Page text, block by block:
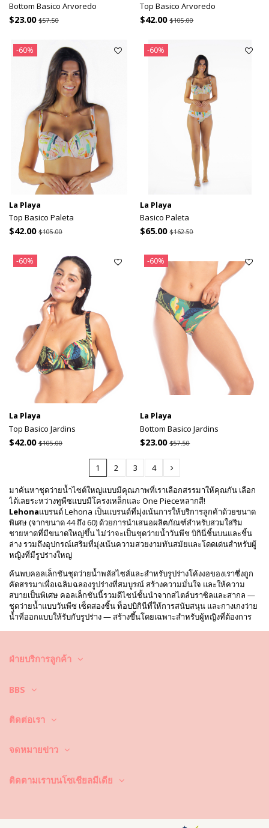
Bottom Basico Arvoredo
$23.00 $57.50
Top Basico Arvoredo
$42.00$105.00
-60%
La Playa
Top Basico Paleta
$42.00 $105.00
-60%
La Playa
Basico Paleta
$65.00$162.50
-60%
La Playa
Top Basico Jardins
$42.00 $105.00
-60%
La Playa
Bottom Basico Jardins
$23.00$57.50
1 2 3 4
มาค้นหาชุดว่ายน้ำไซต์ใหญ่แบบมีคุณภาพที่เราเลือกสรรมาให้คุณกัน เลือก
ได้เลยระหว่างทูพีซแบบมีโครงเหล็กและ One Pieceหลากสี!
Lehonaแบรนด์ Lehona เป็นแบรนด์ที่มุ่งเน้นการให้บริการลูกค้าด้วยขนาด
พิเศษ (จากขนาด 44 ถึง 60) ด้วยการนำเสนอผลิตภัณฑ์สำหรับสวมใส่ริม
ชายหาดที่มีขนาดใหญ่ขึ้น ไม่ว่าจะเป็นชุดว่ายน้ำวันพีช บิกินี่ชิ้นบนและชิ้น
ล่าง รวมถึงอุปกรณ์เสริมที่มุ่งเน้นความสวยงามทันสมัยและโดดเด่นสำหรับผู้
หญิงที่มีรูปร่างใหญ่
ค้นพบคอลเล็กชันชุดว่ายน้ำพลัสไซส์และสำหรับรูปร่างโค้งงอของเราซึ่งถูก
คัดสรรมาเพื่อเฉลิมฉลองรูปร่างที่สมบูรณ์ สร้างความมั่นใจ และให้ความ
สบายเป็นพิเศษ คอลเล็กชันนี้รวมดีไซน์ชั้นนำจากสไตล์บราซิลและสากล —
ชุดว่ายน้ำแบบวันพีซ เซ็ตสองชิ้น ท็อปบิกินีที่ให้การสนับสนุน และกางเกงว่าย
น้ำที่ออกแบบให้รับกับรูปร่าง — สร้างขึ้นโดยเฉพาะสำหรับผู้หญิงที่ต้องการ
รูปร่างโค้งงอ ดีไซน์ของเราออกแบบมาอย่างรอบคอบด้วยสายบ่าแบบกว้าง
แถบเสริม และตะเข็บตามทรงเพื่อมอบการรองรับทรวงอกและลำตัวอย่าง
สามารถปรับให้พอดีกับร่างกายได้อย่างอิสระ มองหาถ้วยที่บุด้านใน มีแผ่น
รูปร่างได้ดี ทนต่อการย้วย และให้ประสิทธิภาพยาวนาน
ฝ่ายบริการลูกค้า
BBS
ติดต่อเรา
จดหมายข่าว
ติดตามเราบนโซเชียลมีเดีย